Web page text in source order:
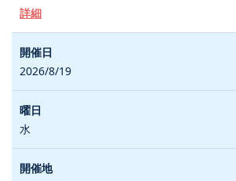
詳細
2026/8/19
水